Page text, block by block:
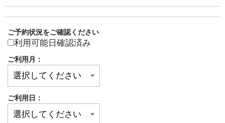
ご予約状況をご確認ください
利用可能日確認済み
ご利用月：
ご利用日：